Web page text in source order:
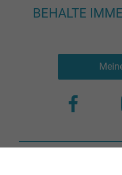
BEHALTE